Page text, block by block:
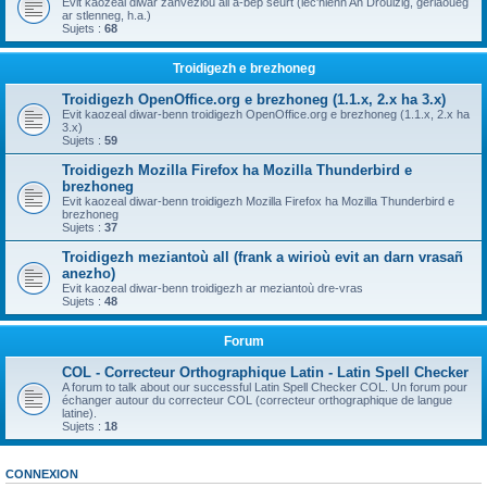
ar stlenneg, h.a.)
Sujets : 68
Troidigezh e brezhoneg
Troidigezh OpenOffice.org e brezhoneg (1.1.x, 2.x ha 3.x)
Evit kaozeal diwar-benn troidigezh OpenOffice.org e brezhoneg (1.1.x, 2.x ha
3.x)
Sujets : 59
Troidigezh Mozilla Firefox ha Mozilla Thunderbird e
brezhoneg
Evit kaozeal diwar-benn troidigezh Mozilla Firefox ha Mozilla Thunderbird e
brezhoneg
Sujets : 37
Troidigezh meziantoù all (frank a wirioù evit an darn vrasañ
anezho)
Evit kaozeal diwar-benn troidigezh ar meziantoù dre-vras
Sujets : 48
Forum
COL - Correcteur Orthographique Latin - Latin Spell Checker
A forum to talk about our successful Latin Spell Checker COL. Un forum pour
échanger autour du correcteur COL (correcteur orthographique de langue
latine).
Sujets : 18
CONNEXION